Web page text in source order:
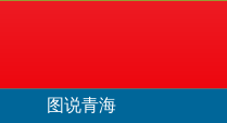
图说青海